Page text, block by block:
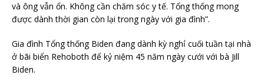
và ông vẫn ổn. Không cần chăm sóc y tế. Tổng thống mong
được dành thời gian còn lại trong ngày với gia đình”.
Gia đình Tổng thống Biden đang dành kỳ nghỉ cuối tuần tại nhà
ở bãi biển Rehoboth để kỷ niệm 45 năm ngày cưới với bà Jill
Biden.